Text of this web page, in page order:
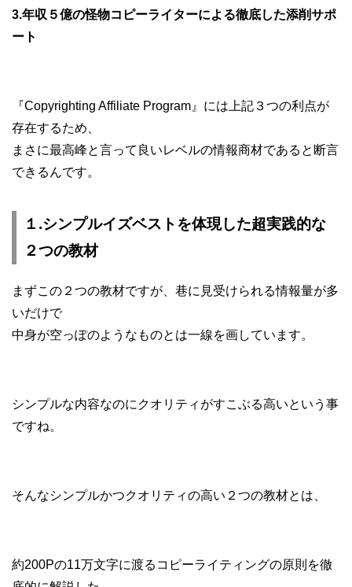
3.年収５億の怪物コピーライターによる徹底した添削サポ
ート
『Copyrighting Affiliate Program』には上記３つの利点が
存在するため、
まさに最高峰と言って良いレベルの情報商材であると断言
できるんです。
１.シンプルイズベストを体現した超実践的な
２つの教材
まずこの２つの教材ですが、巷に見受けられる情報量が多
いだけで
中身が空っぽのようなものとは一線を画しています。
シンプルな内容なのにクオリティがすこぶる高いという事
ですね。
そんなシンプルかつクオリティの高い２つの教材とは、
約200Pの11万文字に渡るコピーライティングの原則を徹